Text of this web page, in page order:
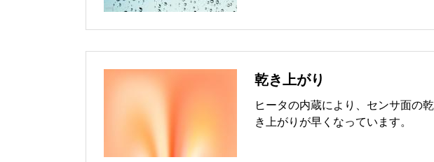
乾き上がり
ヒータの内蔵により、センサ面の乾
き上がりが早くなっています。